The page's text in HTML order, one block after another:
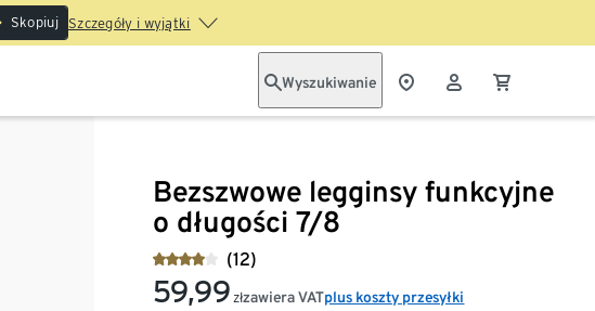
Skopiuj Szczegóły i wyjątki
Wyszukiwanie
Bezszwowe legginsy funkcyjne
o długości 7/8
(12)
59,99 złzawiera VATplus koszty przesyłki